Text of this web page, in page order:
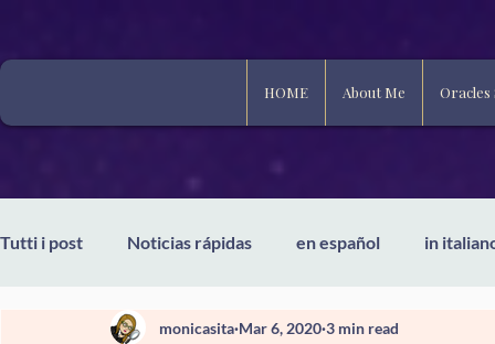
HOME About Me Oracles
Tutti i post Noticias rápidas en español in
monicasita Mar 6, 2020 3 min read